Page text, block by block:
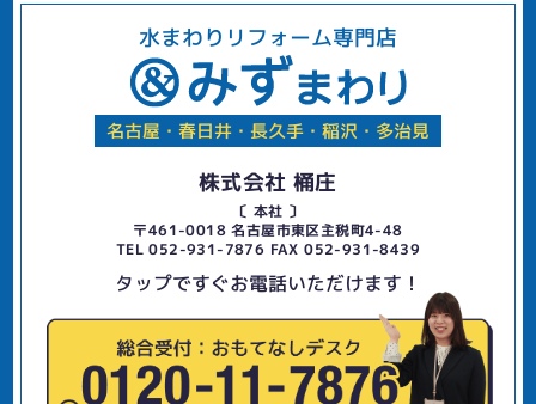
水まわりリフォーム専門店
名古屋・春日井・長久手・稲沢・多治見
株式会社 桶庄
〔 本社 〕
〒461-0018 名古屋市東区主税町4-48
TEL 052-931-7876 FAX 052-931-8439
タップですぐお電話いただけます！